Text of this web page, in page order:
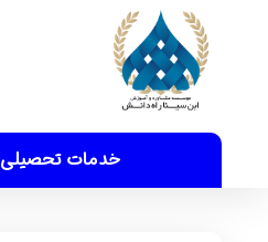
خدمات تحصیلی